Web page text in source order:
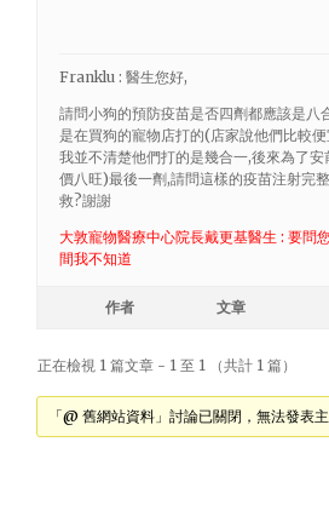
Franklu : 醫生您好,
請問小狗的預防疫苗是否四劑都應該是八
是在買狗的寵物店打的(店家說他們比較
我並不清楚他們打的是幾合一,後來為了
價八旺)最後一劑,請問這樣的疫苗注射完
救?謝謝
大敦寵物醫療中心院長戴更基醫生 : 要問
間我不知道
作者 文章
正在檢視 1 篇文章 - 1 至 1 （共計 1 篇）
「@ 舊網站資料」討論已關閉，無法發表主